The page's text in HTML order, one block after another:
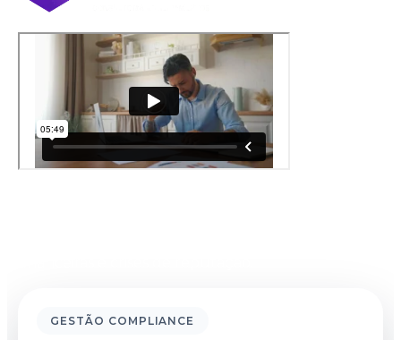
GESTÃO COMPLIANCE